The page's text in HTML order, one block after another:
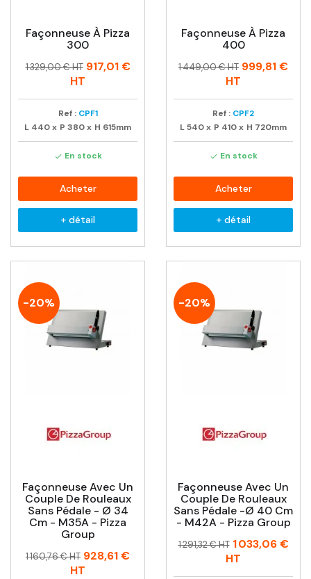
Façonneuse À Pizza
300
Prix
Prix
1 329,00 € HT 917,01 €
HT
Ref : CPF1
L 440x P 380x H 615mm
 En stock
Acheter
+ détail
Façonneuse À Pizza
400
Prix
Prix
1 449,00 € HT 999,81 €
HT
Ref : CPF2
L540x P 410x H 720mm
 En stock
Acheter
+ détail
-20%
Façonneuse Avec Un
Couple De Rouleaux
Sans Pédale - Ø 34
Cm - M35A - Pizza
Group
Prix
Prix
1 160,76 € HT 928,61 €
HT
-20%
Façonneuse Avec Un
Couple De Rouleaux
Sans Pédale -ø 40 Cm
- M42A - Pizza Group
Prix
Prix
1 291,32 € HT 1 033,06 €
HT